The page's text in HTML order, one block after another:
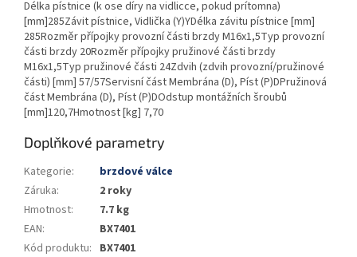
Délka pístnice (k ose díry na vidlicce, pokud prítomna)
[mm]285Závit pístnice, Vidlička (Y)YDélka závitu pístnice [mm]
285Rozměr přípojky provozní části brzdy M16x1,5Typ provozní
části brzdy 20Rozměr přípojky pružinové části brzdy
M16x1,5Typ pružinové části 24Zdvih (zdvih provozní/pružinové
části) [mm] 57/57Servisní část Membrána (D), Píst (P)DPružinová
část Membrána (D), Píst (P)DOdstup montážních šroubů
[mm]120,7Hmotnost [kg] 7,70
Doplňkové parametry
Kategorie:
brzdové válce
Záruka:
2 roky
Hmotnost:
7.7 kg
EAN:
BX7401
Kód produktu: BX7401